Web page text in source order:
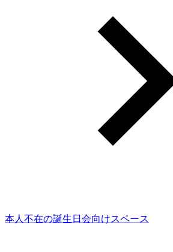
本人不在の誕生日会向けスペース